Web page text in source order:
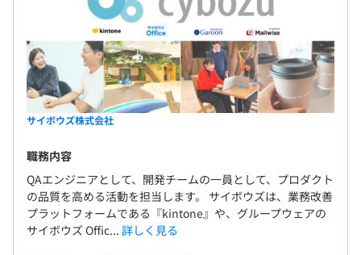
サイボウズ株式会社
職務内容
QAエンジニアとして、開発チームの一員として、プロダクト
の品質を高める活動を担当します。 サイボウズは、業務改善
プラットフォームである『kintone』や、グループウェアの
サイボウズ Offic... 詳しく見る